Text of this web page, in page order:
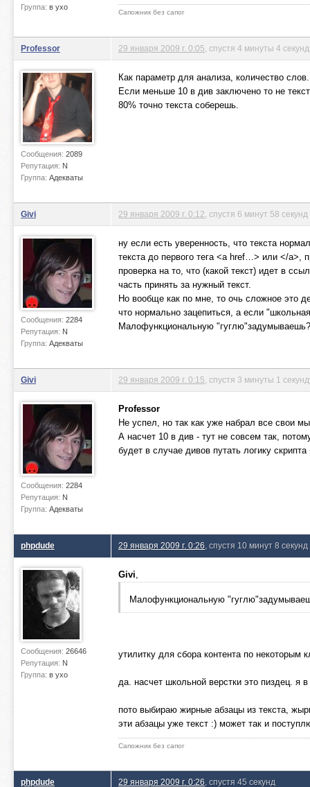
Группа: в ухо
Сапожник без сапог
Professor
Сообщения: 2089
Репутация: N
Группа: Адекваты
29 января 2009 г. 0:05 , спустя 4 минуты 4
Как параметр для анализа, количество слов.
Если меньше 10 в див заключено то не
80% точно текста соберешь.
Givi
Сообщения: 2284
Репутация: N
Группа: Адекваты
29 января 2009 г. 0:12 , спустя 6 минут 58 секунд
ну если есть уверенность, что текста
текста до первого тега <a href…> или </a>,
проверка на то, что (какой текст) идет в
часть принять за нужный текст.
Но вообще как по мне, то очь сложное это
что нормально зацепиться, а если
Малофункциональную "гуглю"задумываешь?
Givi
Сообщения: 2284
Репутация: N
Группа: Адекваты
29 января 2009 г. 0:15 , спустя 3 минуты 1
Professor
Не успел, но так как уже набрал все свои
А насчет 10 в див - тут не совсем так,
будет в случае дивов путать логику
phpdude
Сообщения: 26646
Репутация: N
Группа: в ухо
29 января 2009 г. 0:26 , спустя 10 минут 8 секунд
Givi,
Малофункциональную
утилитку для сбора контента по некоторым
да. насчет школьной верстки это пиздец. я
пото выбираю жирные абзацы из текста,
эти абзацы уже текст :) может так и
Сапожник без сапог
phpdude 29 января 2009 г. 0:26 , спустя 45 секунд